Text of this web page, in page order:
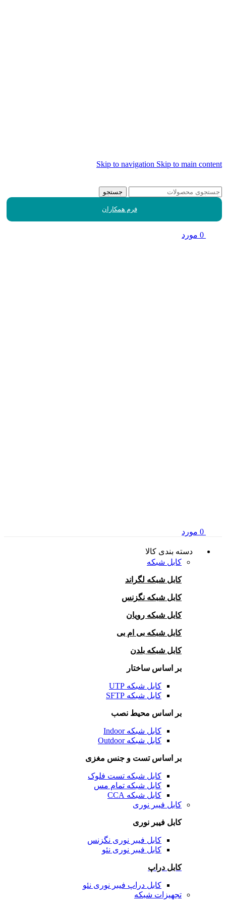
Skip to navigation Skip to main content
جستجو
فرم همکاران
0 مورد
0 مورد
دسته بندی کالا
کابل شبکه
کابل شبکه لگراند
کابل شبکه نگزنس
کابل شبکه رویان
کابل شبکه بی ام بی
کابل شبکه بلدن
بر اساس ساختار
کابل شبکه UTP
کابل شبکه SFTP
بر اساس محیط نصب
کابل شبکه Indoor
کابل شبکه Outdoor
بر اساس تست و جنس مغزی
کابل شبکه تست فلوک
کابل شبکه تمام مس
کابل شبکه CCA
کابل فیبر نوری
کابل فیبر نوری
کابل فیبر نوری نگزنس
کابل فیبر نوری نئو
کابل دراپ
کابل دراپ فیبر نوری نئو
تجهیزات شبکه